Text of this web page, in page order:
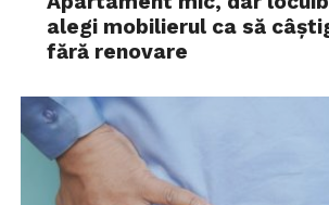
alegi mobilierul ca să
fără renovare